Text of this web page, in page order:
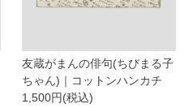
友蔵がまんの俳句(ちびまる子
ちゃん)｜コットンハンカチ
1,500円(税込)